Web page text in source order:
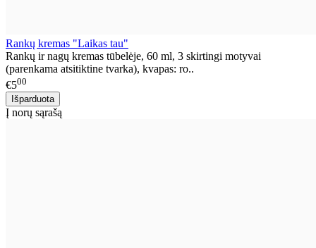
Rankų kremas "Laikas tau"
Rankų ir nagų kremas tūbelėje, 60 ml, 3 skirtingi motyvai
(parenkama atsitiktine tvarka), kvapas: ro..
€500
Į norų sąrašą